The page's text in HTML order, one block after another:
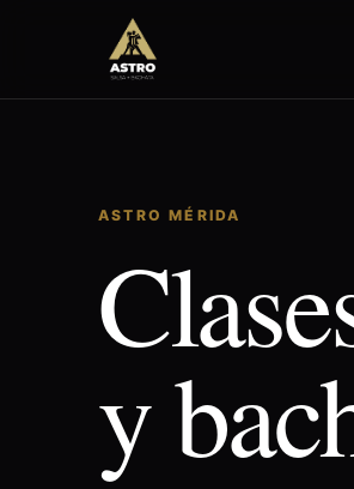
ASTRO MÉRIDA
y